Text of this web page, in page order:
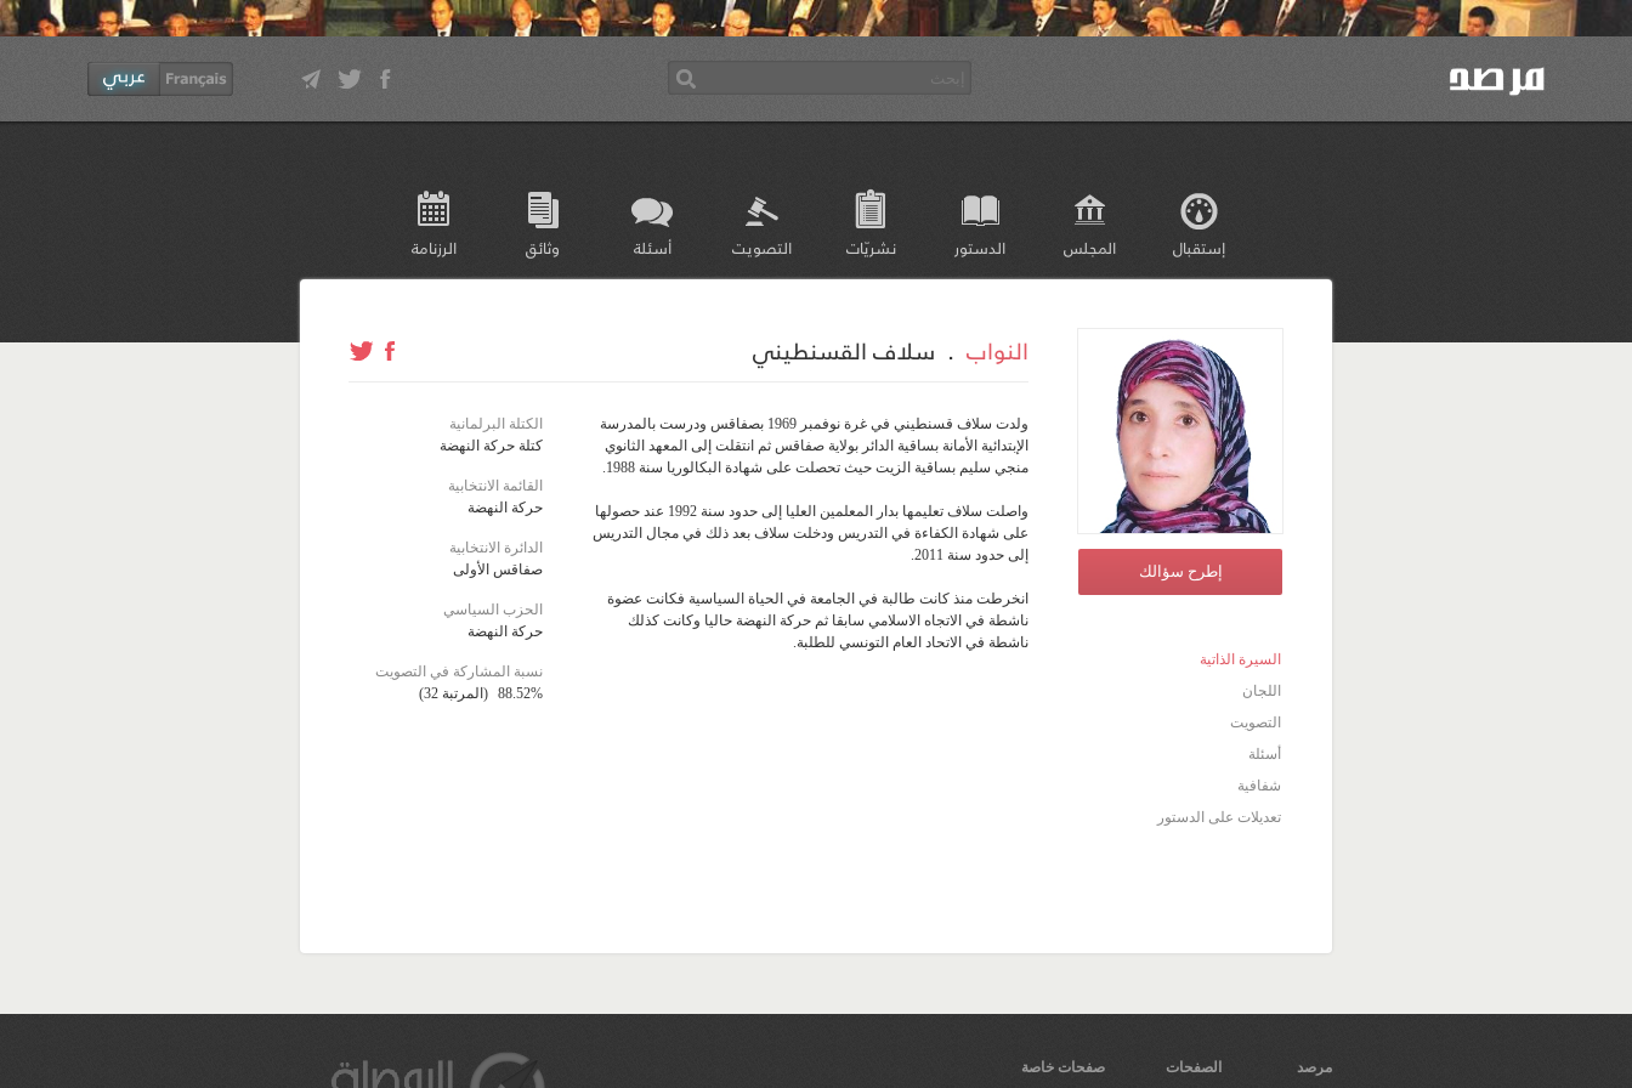
إستقبال المجلس الدستور نشريّات التصويت أسئلة وثائق الرزنامة
إطرح سؤالك
السيرة الذاتية
اللجان
التصويت
أسئلة
شفافية
تعديلات على الدستور
النواب . سلاف القسنطيني
ولدت سلاف قسنطيني في غرة نوفمبر 1969 بصفاقس ودرست بالمدرسة
الإبتدائية الأمانة بساقية الدائر بولاية صفاقس ثم انتقلت إلى المعهد الثانوي
منجي سليم بساقية الزيت حيث تحصلت على شهادة البكالوريا سنة 1988.
واصلت سلاف تعليمها بدار المعلمين العليا إلى حدود سنة 1992 عند حصولها
على شهادة الكفاءة في التدريس ودخلت سلاف بعد ذلك في مجال التدريس
إلى حدود سنة 2011.
انخرطت منذ كانت طالبة في الجامعة في الحياة السياسية فكانت عضوة
ناشطة في الاتجاه الاسلامي سابقا ثم حركة النهضة حاليا وكانت كذلك
ناشطة في الاتحاد العام التونسي للطلبة.
الكتلة البرلمانية
كتلة حركة النهضة
القائمة الانتخابية
حركة النهضة
الدائرة الانتخابية
صفاقس الأولى
الحزب السياسي
حركة النهضة
نسبة المشاركة في التصويت
88.52% (المرتبة 32)
مرصد الصفحات صفحات خاصة